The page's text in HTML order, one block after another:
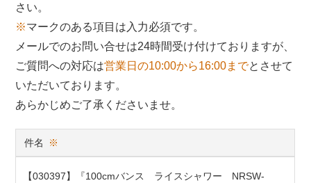
さい。
※マークのある項目は入力必須です。
メールでのお問い合せは24時間受け付けておりますが、
ご質問への対応は営業日の10:00から16:00までとさせて
いただいております。
あらかじめご了承くださいませ。
件名 ※
【030397】『100cmバンス ライスシャワー NRSW-